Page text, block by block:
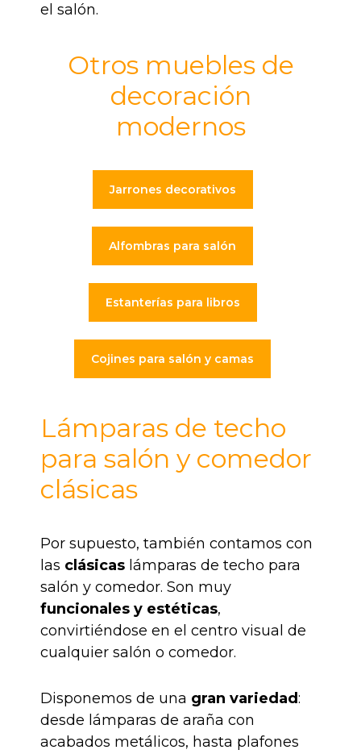
el salón.
Otros muebles de
decoración
modernos
Jarrones decorativos
Alfombras para salón
Estanterías para libros
Cojines para salón y camas
Lámparas de techo
para salón y comedor
clásicas
Por supuesto, también contamos con
las clásicas lámparas de techo para
salón y comedor. Son muy
funcionales y estéticas,
convirtiéndose en el centro visual de
cualquier salón o comedor.
Disponemos de una gran variedad:
desde lámparas de araña con
acabados metálicos, hasta plafones